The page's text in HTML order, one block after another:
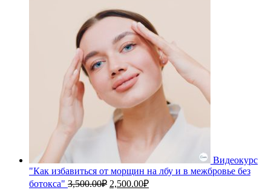
2,000.00₽.
Видеокурс
"Как избавиться от морщин на лбу и в межбровье без
ботокса" 3,500.00₽ Первоначальная
2,500.00₽Текущая